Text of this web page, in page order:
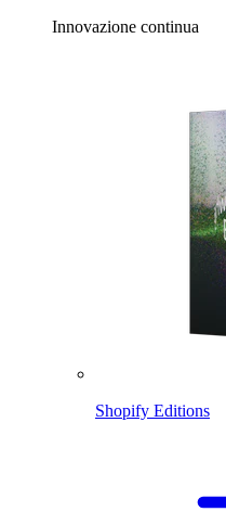
Innovazione continua
Shopify Editions